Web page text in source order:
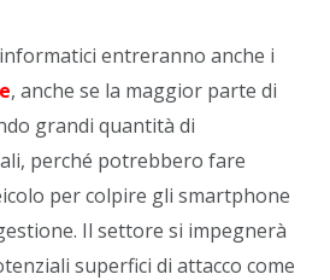
entreranno anche i
, anche se la maggior parte di
grandi quantità di
perché potrebbero fare
per colpire gli smartphone
Il settore si impegnerà
superfici di attacco come